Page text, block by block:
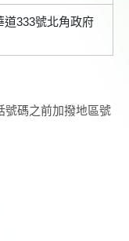
道333號北角政府
號碼之前加撥地區號